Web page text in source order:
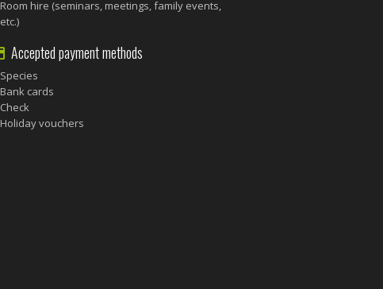
Room hire (seminars, meetings, family events,
etc.)
Accepted payment methods
Species
Bank cards
Check
Holiday vouchers